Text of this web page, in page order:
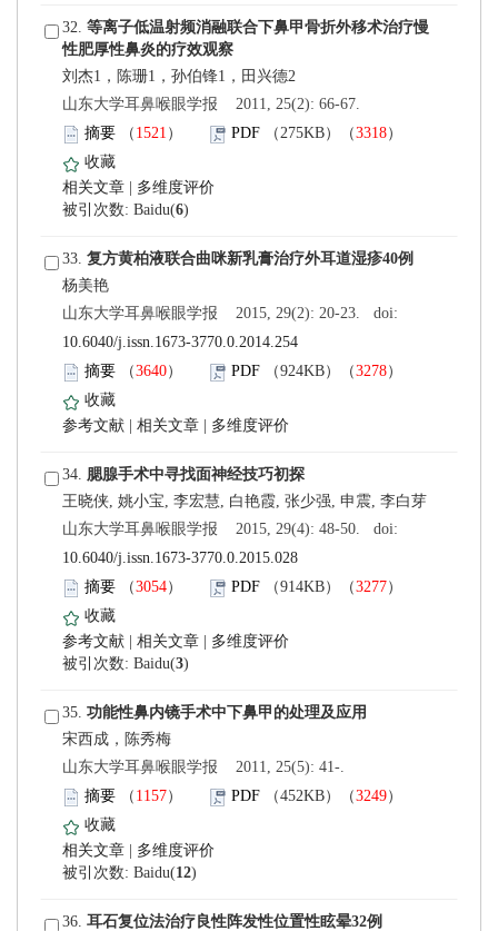
32.
刘杰1，陈珊1，孙伯锋1，田兴德2
山东大学耳鼻喉眼学报 2011, 25(2): 66-67.
）
）
)
33.
山东大学耳鼻喉眼学报 2015, 29(2): 20-23. doi:
10.6040/j.issn.1673-3770.0.2014.254
）
）
34.
山东大学耳鼻喉眼学报 2015, 29(4): 48-50. doi:
10.6040/j.issn.1673-3770.0.2015.028
）
）
)
35.
山东大学耳鼻喉眼学报 2011, 25(5): 41-.
）
）
)
36.